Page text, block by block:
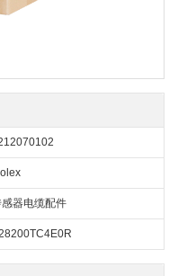
器电缆配件